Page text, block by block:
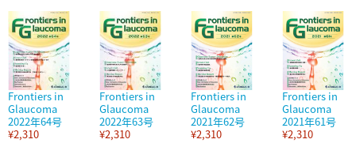
Frontiers in
Glaucoma
2022年64号
¥2,310
Frontiers in
Glaucoma
2022年63号
¥2,310
Frontiers in
Glaucoma
2021年62号
¥2,310
Frontiers in
Glaucoma
2021年61号
¥2,310